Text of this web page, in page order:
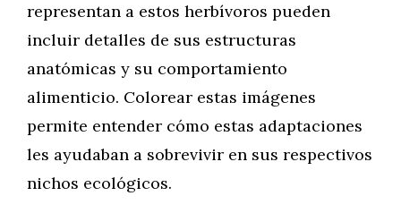
representan a estos herbívoros pueden
incluir detalles de sus estructuras
anatómicas y su comportamiento
alimenticio. Colorear estas imágenes
permite entender cómo estas adaptaciones
les ayudaban a sobrevivir en sus respectivos
nichos ecológicos.